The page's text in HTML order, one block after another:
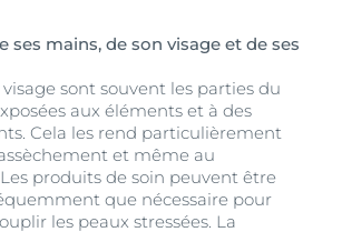
ses mains, de son visage et de ses
sont souvent les parties du
aux éléments et à des
Cela les rend particulièrement
et même au
produits de soin peuvent être
que nécessaire pour
les peaux stressées. La